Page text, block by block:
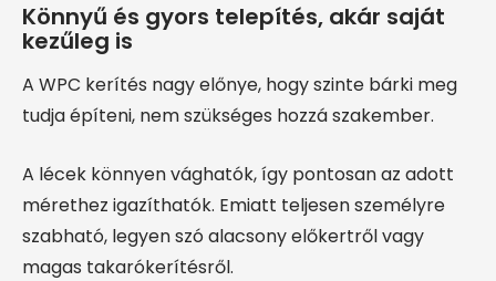
Könnyű és gyors telepítés, akár saját
kezűleg is
A WPC kerítés nagy előnye, hogy szinte bárki meg
tudja építeni, nem szükséges hozzá szakember.
A lécek könnyen vághatók, így pontosan az adott
mérethez igazíthatók. Emiatt teljesen személyre
szabható, legyen szó alacsony előkertről vagy
magas takarókerítésről.